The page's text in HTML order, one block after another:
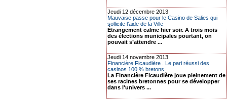
Jeudi 12 décembre 2013
Mauvaise passe pour le Casino de Salies qui
sollicite l’aide de la Ville
Étrangement calme hier soir. A trois mois
des élections municipales pourtant, on
pouvait s’attendre ...
Jeudi 14 novembre 2013
Financière Ficaudière . Le pari réussi des
casinos 100 % bretons
La Financière Ficaudière joue pleinement de
ses racines bretonnes pour se développer
dans l'univers ...